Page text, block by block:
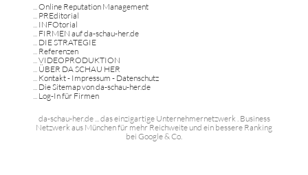
Online Reputation Management
PREditorial
INFOtorial
FIRMEN auf da-schau-her.de
DIE STRATEGIE
Referenzen
VIDEOPRODUKTION
ÜBER DA SCHAU HER
Kontakt - Impressum - Datenschutz
Die Sitemap von da-schau-her.de
Log-In für Firmen
da-schau-her.de ... das einzigartige Unternehmernetzwerk . Business
Netzwerk aus München für mehr Reichweite und ein bessere Ranking
bei Google & Co.